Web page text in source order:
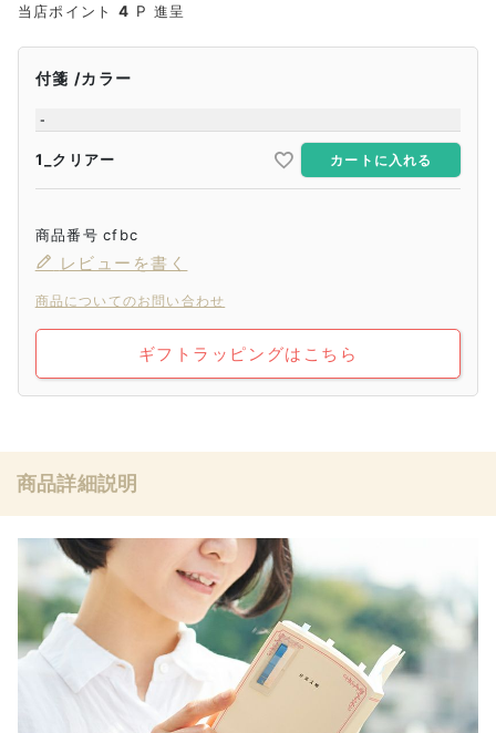
当店ポイント 4 P 進呈
付箋 カラー
-
1_クリアー カートに入れる
商品番号 cfbc
レビューを書く
商品についてのお問い合わせ
ギフトラッピングはこちら
商品詳細説明